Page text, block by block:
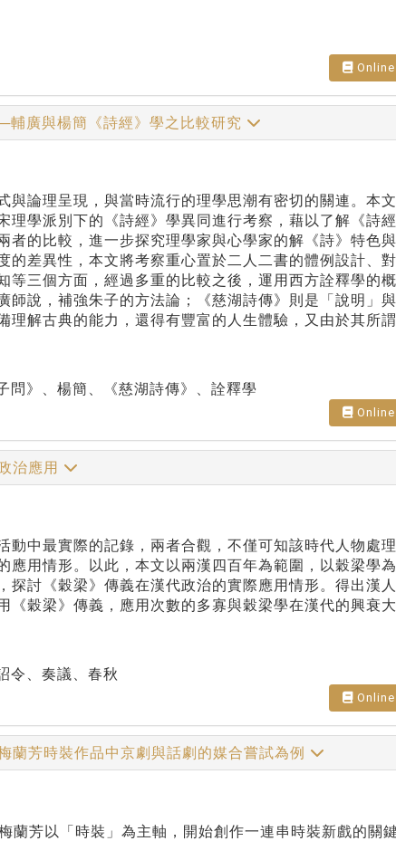
輔廣與楊簡《詩經》學之比較研究
與論理呈現，與當時流行的理學思潮有密切的關連。本
理學派別下的《詩經》學異同進行考察，藉以了解《詩
者的比較，進一步探究理學家與心學家的解《詩》特色
的差異性，本文將考察重心置於二人二書的體例設計、
等三個方面，經過多重的比較之後，運用西方詮釋學的
師說，補強朱子的方法論；《慈湖詩傳》則是「說明」
理解古典的能力，還得有豐富的人生體驗，又由於其所
問》、楊簡、《慈湖詩傳》、詮釋學
治應用
中最實際的記錄，兩者合觀，不僅可知該時代人物處
應用情形。以此，本文以兩漢四百年為範圍，以穀梁學
探討《穀梁》傳義在漢代政治的實際應用情形。得出漢
《穀梁》傳義，應用次數的多寡與穀梁學在漢代的興衰
令、奏議、春秋
蘭芳時裝作品中京劇與話劇的媒合嘗試為例
芳以「時裝」為主軸，開始創作一連串時裝新戲的關